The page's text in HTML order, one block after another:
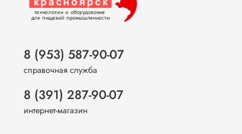
8 (953) 587-90-07
справочная служба
8 (391) 287-90-07
интернет-магазин